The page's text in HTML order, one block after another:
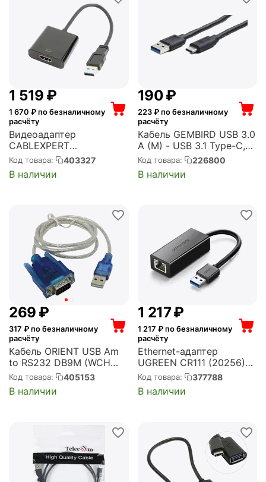
1 519 ₽
1 670 ₽ по безналичному
расчёту
Видеоадаптер
CABLEXPERT
(конвертер) USB 3.0 --
HDMI (A-USB3-HDMI-02)
Код товара: 403327
В наличии
‍190‍₽
223₽ по безналичному
расчёту
Кабель GEMBIRD USB 3.0
A (M) - USB 3.1 Type-C,
1м (CCP-USB3-AMCM-
1M)
Код товара: 226800
В наличии
‍269‍ ₽
317 ₽ по безналичному
расчёту
Кабель ORIENT USB Am
to RS232 DB9M (WCH
CH340, поддержка Win
8.x/10), длина 0.8м,
крепеж разъема - винты
Код товара: 405153
В наличии
1 217₽
1 217 ₽ по безналичному
расчёту
Ethernet-адаптер
UGREEN CR111 (20256)
USB 3.0 Gigabit Ethernet
Adapter. Цвет: черный
CR111 (20256) USB 3.0
Код товара: 377788
В наличии